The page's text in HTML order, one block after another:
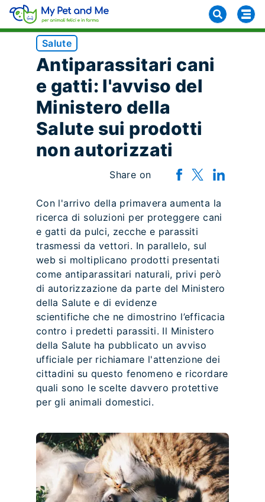
Salute
Antiparassitari cani
e gatti: l'avviso del
Ministero della
Salute sui prodotti
non autorizzati
Share on
Con l'arrivo della primavera aumenta la
ricerca di soluzioni per proteggere cani
e gatti da pulci, zecche e parassiti
trasmessi da vettori. In parallelo, sul
web si moltiplicano prodotti presentati
come antiparassitari naturali, privi però
di autorizzazione da parte del Ministero
della Salute e di evidenze
scientifiche che ne dimostrino l’efficacia
contro i predetti parassiti. Il Ministero
della Salute ha pubblicato un avviso
ufficiale per richiamare l'attenzione dei
cittadini su questo fenomeno e ricordare
quali sono le scelte davvero protettive
per gli animali domestici.